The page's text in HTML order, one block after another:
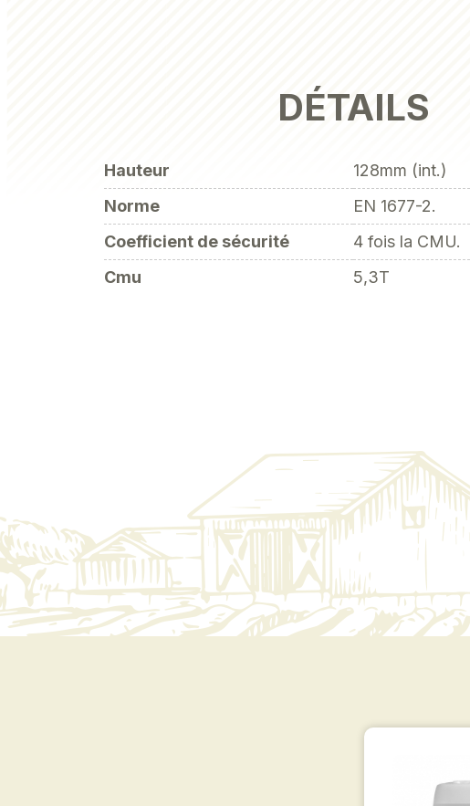
DÉTAILS
Hauteur
128mm (int.)
Norme
EN 1677-2.
Coefficient de sécurité
4 fois la CMU.
Cmu
5,3T